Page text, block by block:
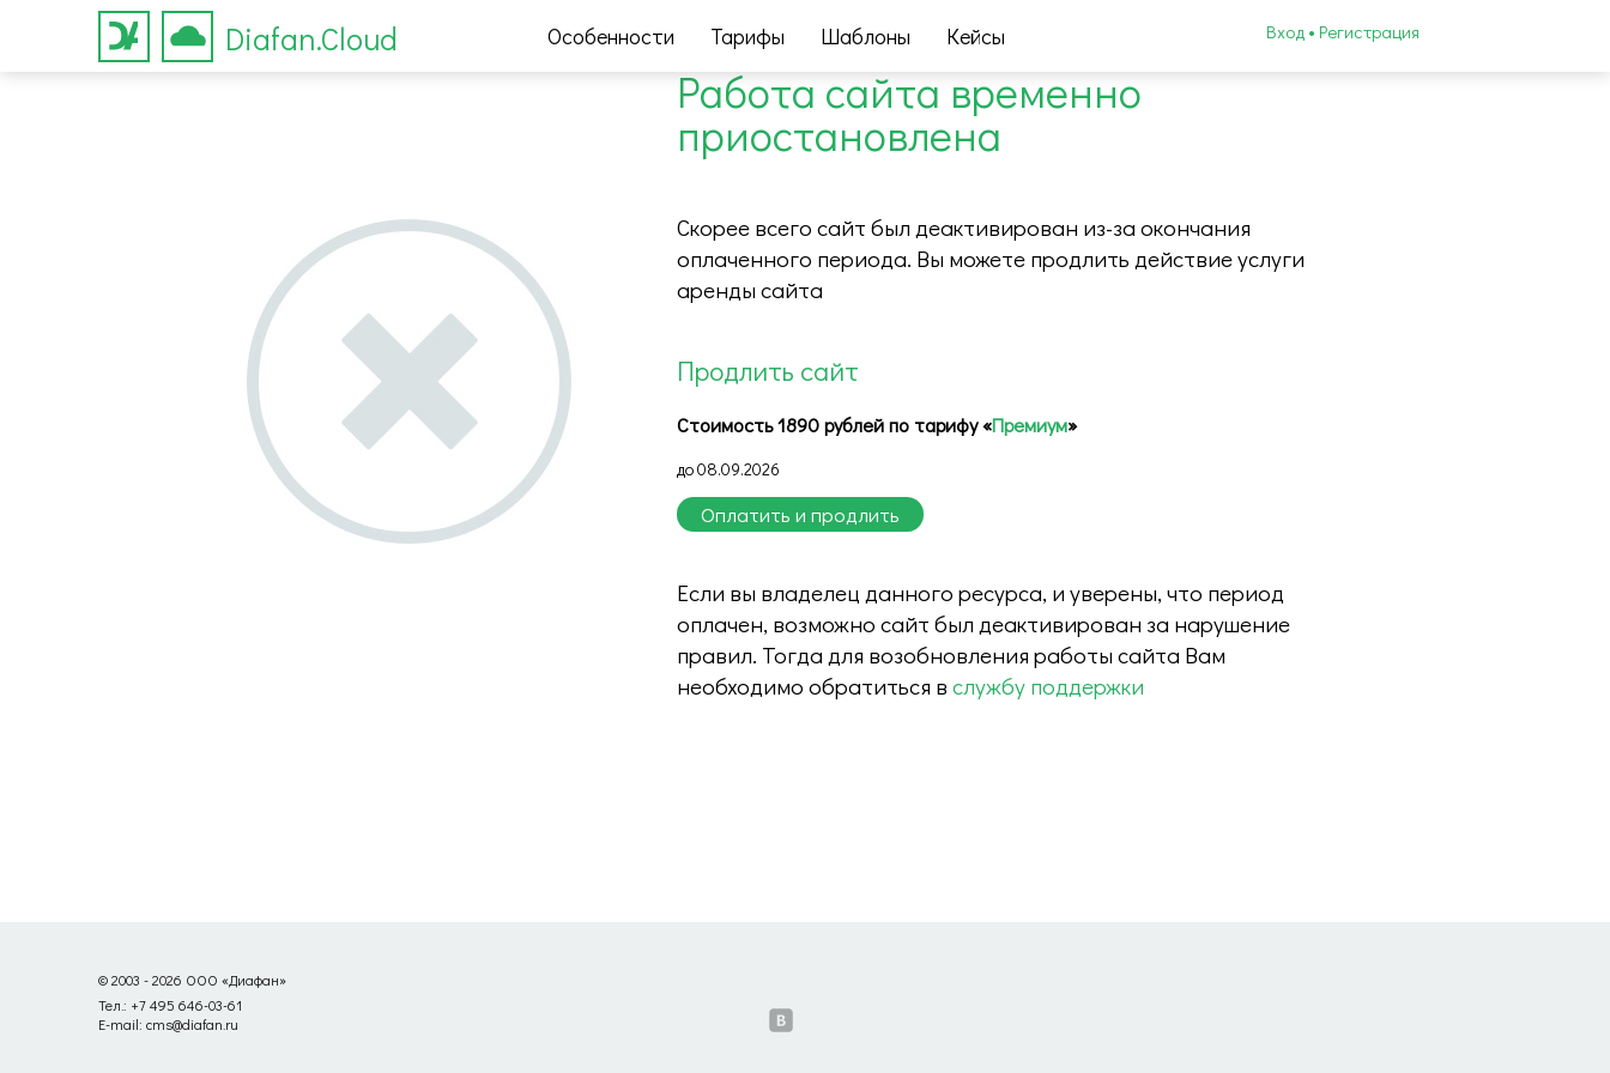
Diafan.Cloud Особенности Тарифы Шаблоны Кейсы Вход • Регистрация
Работа сайта временно
приостановлена
Скорее всего сайт был деактивирован из-за окончания
оплаченного периода. Вы можете продлить действие услуги
аренды сайта
Продлить сайт
Стоимость 1890 рублей по тарифу «Премиум»
до 08.09.2026
Если вы владелец данного ресурса, и уверены, что период
оплачен, возможно сайт был деактивирован за нарушение
правил. Тогда для возобновления работы сайта Вам
необходимо обратиться в службу поддержки
© 2003 - 2026 ООО «Диафан»
Тел.: +7 495 646-03-61
E-mail: cms@diafan.ru